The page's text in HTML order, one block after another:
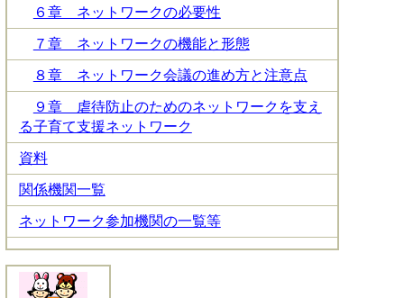
６章 ネットワークの必要性
７章 ネットワークの機能と形態
８章 ネットワーク会議の進め方と注意点
９章 虐待防止のためのネットワークを支え
る子育て支援ネットワーク
資料
関係機関一覧
ネットワーク参加機関の一覧等